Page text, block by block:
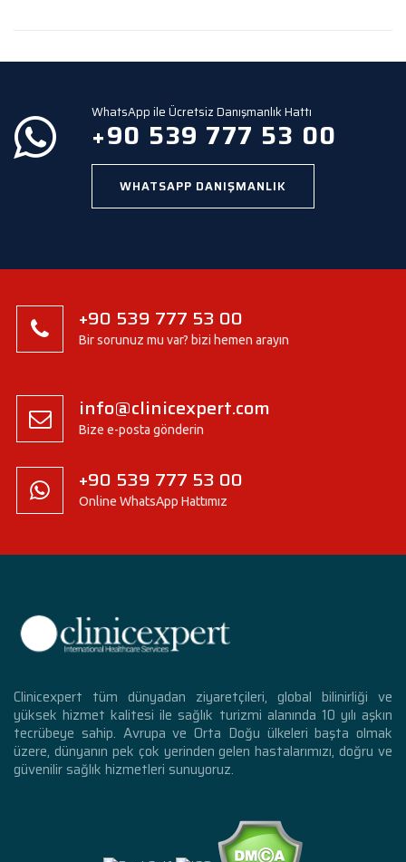
WhatsApp ile Ücretsiz Danışmanlık Hattı
+90 539 777 53 00
WHATSAPP DANIŞMANLIK
+90 539 777 53 00
Bir sorunuz mu var? bizi hemen arayın
info@clinicexpert.com
Bize e-posta gönderin
+90 539 777 53 00
Online WhatsApp Hattımız
Clinicexpert tüm dünyadan ziyaretçileri, global bilinirliği ve
yüksek hizmet kalitesi ile sağlık turizmi alanında 10 yılı aşkın
tecrübeye sahip. Avrupa ve Orta Doğu ülkeleri başta olmak
üzere, dünyanın pek çok yerinden gelen hastalarımızı, doğru ve
güvenilir sağlık hizmetleri sunuyoruz.